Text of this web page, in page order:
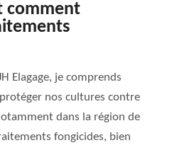
comment
Elagage, je comprends
nos cultures contre
dans la région de
fongicides, bien